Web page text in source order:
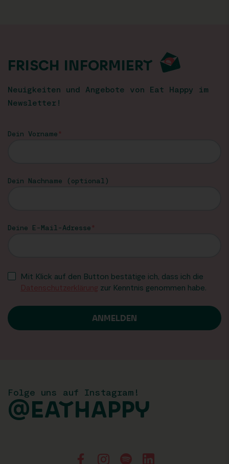
FRISCH INFORMIERT
Neuigkeiten und Angebote von Eat Happy im
Newsletter!
Dein Vorname
Dein Nachname (optional)
Deine E-Mail-Adresse
Mit Klick auf den Button bestätige ich, dass ich die
Datenschutzerklärung zur Kenntnis genommen habe.
Folge uns auf Instagram!
@EATHAPPY